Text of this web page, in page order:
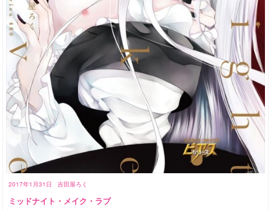
2017年1月31日 吉田屋ろく
ミッドナイト・メイク・ラブ